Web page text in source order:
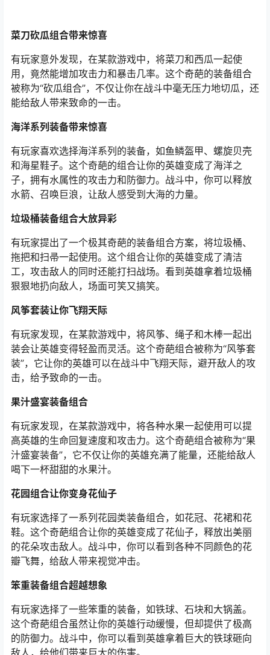
菜刀砍瓜组合带来惊喜
有玩家意外发现，在某款游戏中，将菜刀和西瓜一起使
用，竟然能增加攻击力和暴击几率。这个奇葩的装备组合
被称为“砍瓜组合”，不仅让你在战斗中毫无压力地切瓜，还
能给敌人带来致命的一击。
海洋系列装备带来惊喜
有玩家喜欢选择海洋系列的装备，如鱼鳞盔甲、螺旋贝壳
和海星鞋子。这个奇葩的组合让你的英雄变成了海洋之
子，拥有水属性的攻击力和防御力。战斗中，你可以释放
水箭、召唤巨浪，让敌人感受到大海的力量。
垃圾桶装备组合大放异彩
有玩家提出了一个极其奇葩的装备组合方案，将垃圾桶、
拖把和扫帚一起使用。这个组合让你的英雄变成了清洁
工，攻击敌人的同时还能打扫战场。看到英雄拿着垃圾桶
狠狠地扔向敌人，场面可笑又搞笑。
风筝套装让你飞翔天际
有玩家发现，在某款游戏中，将风筝、绳子和木棒一起出
装会让英雄变得轻盈而灵活。这个奇葩组合被称为“风筝套
装”，它让你的英雄可以在战斗中飞翔天际，避开敌人的攻
击，给予致命的一击。
果汁盛宴装备组合
有玩家发现，在某款游戏中，将各种水果一起使用可以提
高英雄的生命回复速度和攻击力。这个奇葩组合被称为“果
汁盛宴装备”，它不仅让你的英雄充满了能量，还能给敌人
喝下一杯甜甜的水果汁。
花园组合让你变身花仙子
有玩家选择了一系列花园类装备组合，如花冠、花裙和花
鞋。这个奇葩组合让你的英雄变成了花仙子，释放出美丽
的花朵攻击敌人。战斗中，你可以看到各种不同颜色的花
瓣飞舞，给敌人带来视觉冲击。
笨重装备组合超越想象
有玩家选择了一些笨重的装备，如铁球、石块和大锅盖。
这个奇葩组合虽然让你的英雄行动缓慢，但却提供了极高
的防御力。战斗中，你可以看到英雄拿着巨大的铁球砸向
敌人，给他们带来巨大的伤害。